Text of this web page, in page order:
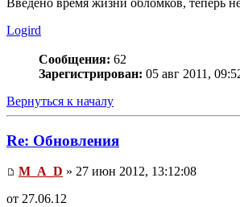
Введено время жизни обломков, теперь
Logird
Сообщения: 62
Зарегистрирован: 05 авг 2011,
Вернуться к началу
Re: Обновления
M_A_D » 27 июн 2012, 13:12:08
от 27.06.12